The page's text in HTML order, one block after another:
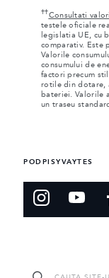
††Consultati
testele oficiale
legislatia UE, cu
comparativ. Este
Valorile
consumului de
factori precum
rotile din dotare,
bateriei. Valorile
un traseu
PODPISYVAYTES